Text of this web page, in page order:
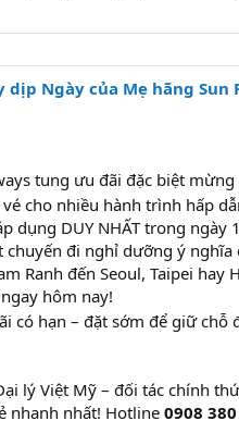
dịp Ngày của Mẹ hãng Sun
tung ưu đãi đặc biệt
cho nhiều hành trình hấp
dụng DUY NHẤT trong
đi nghỉ dưỡng ý nghĩa
Ranh đến Seoul, Taipei hay
hôm nay!
có hạn – đặt sớm để giữ chỗ
lý Việt Mỹ – đối tác chính
nhanh nhất! Hotline0908